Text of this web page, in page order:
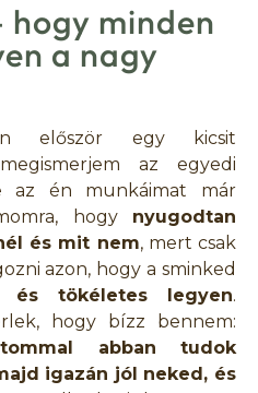
hogy minden
a nagy
először egy kicsit
az egyedi
az én munkáimat már
hogy nyugodtan
és mit nem, mert csak
azon, hogy a sminked
és tökéletes legyen.
hogy bízz bennem:
abban tudok
igazán jól neked, és